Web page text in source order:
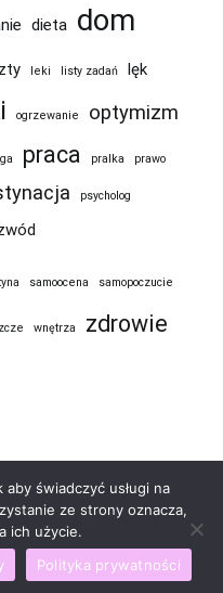
dieta dom
leki listy zadań lęk
ogrzewanie optymizm
praca pralka prawo
psycholog
samoocena samopoczucie
wnętrza zdrowie
. All rights reserved. Theme:
WordPress.
świadczyć usługi na
ze strony oznacza,
ich użycie.
Polityka prywatności